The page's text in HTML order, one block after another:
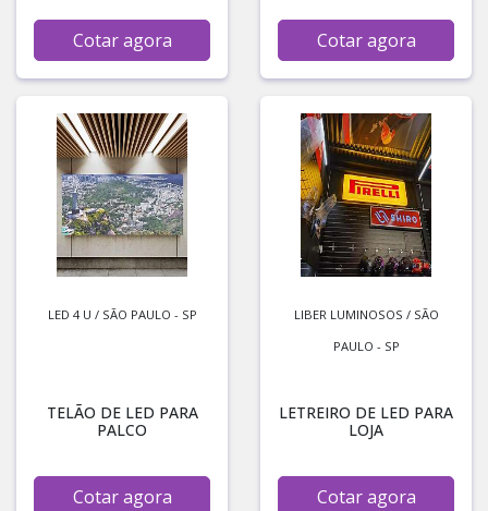
Cotar agora Cotar agora
LED 4 U / SÃO PAULO - SP
TELÃO DE LED PARA
PALCO
Cotar agora
LIBER LUMINOSOS / SÃO
PAULO - SP
LETREIRO DE LED PARA
LOJA
Cotar agora